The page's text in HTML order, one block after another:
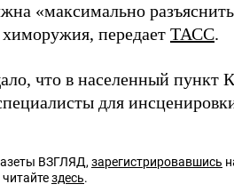
«максимально
передает ТАСС.
что в населенный пункт
для
ВЗГЛЯД, зарегистрировавшись
здесь.